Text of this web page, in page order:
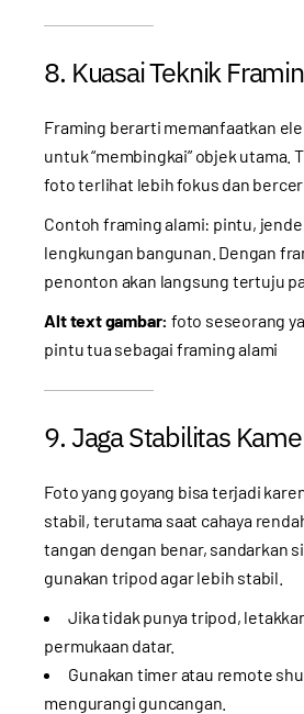
8. Kuasai Teknik
Framing berarti memanfaatkan
untuk “membingkai” objek utama.
foto terlihat lebih fokus dan
Contoh framing alami: pintu,
lengkungan bangunan. Dengan
penonton akan langsung tertuju
Alt text gambar: foto seseorang
pintu tua sebagai framing alami
9. Jaga Stabilitas
Foto yang goyang bisa terjadi
stabil, terutama saat cahaya
tangan dengan benar, sandarkan
gunakan tripod agar lebih stabil.
Jika tidak punya tripod,
permukaan datar.
Gunakan timer atau remote
mengurangi guncangan.